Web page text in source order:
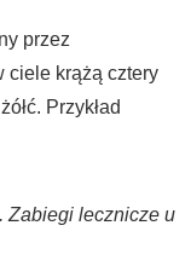
przez
ciele krążą cztery
Przykład
Zabiegi lecznicze u